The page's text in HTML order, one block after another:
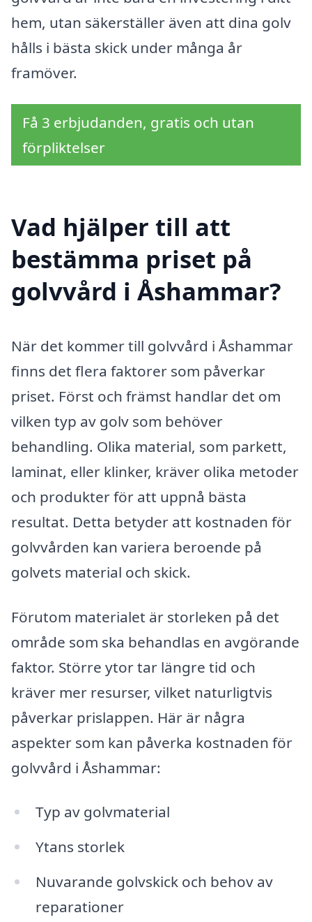
hem, utan säkerställer även att dina golv
hålls i bästa skick under många år
framöver.
Få 3 erbjudanden, gratis och utan
förpliktelser
Vad hjälper till att
bestämma priset på
golvvård i Åshammar?
När det kommer till golvvård i Åshammar
finns det flera faktorer som påverkar
priset. Först och främst handlar det om
vilken typ av golv som behöver
behandling. Olika material, som parkett,
laminat, eller klinker, kräver olika metoder
och produkter för att uppnå bästa
resultat. Detta betyder att kostnaden för
golvvården kan variera beroende på
golvets material och skick.
Förutom materialet är storleken på det
område som ska behandlas en avgörande
faktor. Större ytor tar längre tid och
kräver mer resurser, vilket naturligtvis
påverkar prislappen. Här är några
aspekter som kan påverka kostnaden för
golvvård i Åshammar:
Typ av golvmaterial
Ytans storlek
Nuvarande golvskick och behov av
reparationer